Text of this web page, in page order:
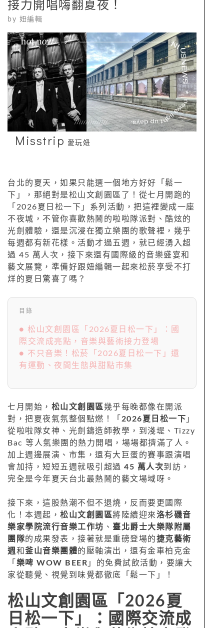
接力開唱嗨翻夏夜！
by 妞編輯
Misstrip 愛玩妞
台北的夏天，如果只能選一個地方好好「鬆一
下」，那絕對是松山文創園區了！從七月開跑的
「2026夏日松一下」系列活動，把這裡變成一座
不夜城，不管你喜歡熱鬧的啦啦隊派對、酷炫的
光劍體驗，還是沉浸在獨立樂團的歌聲裡，幾乎
每週都有新花樣。活動才過五週，就已經湧入超
過 45 萬人次，接下來還有國際級的音樂盛宴和
藝文展覽，準備好跟妞編輯一起來松菸享受不打
烊的夏日驚喜了嗎？
目錄
● 松山文創園區「2026夏日松一下」：國
際交流成亮點，音樂與藝術接力登場
● 不只音樂！松菸「2026夏日松一下」還
有運動、夜間生態與甜點市集
七月開始， 松山文創園區幾乎每晚都像在開派
對，把夏夜氣氛整個點燃！「 2026夏日松一下 」
從啦啦隊女神、光劍鑄造師教學，到淺堤、Tizzy
Bac 等人氣樂團的熱力開唱，場場都擠滿了人。
加上週邊展演、市集，還有大巨蛋的賽事跟演唱
會加持，短短五週就吸引超過 45 萬人次到訪，
完全是今年夏天台北最熱鬧的藝文場域呀。
接下來，這股熱潮不但不退燒，反而要更國際
化！本週起， 松山文創園區將陸續迎來洛杉磯音
樂家學院流行音樂工作坊 、 臺北爵士大樂隊附屬
團隊的成果發表，接著就是重磅登場的捷克藝術
週 和 釜山音樂團體的壓軸演出，還有金車柏克金
「 樂啤 WOW BEER 」的免費試飲活動，要讓大
家從聽覺、視覺到味覺都徹底「鬆一下」！
松山文創園區「2026夏
日松一下」：國際交流成